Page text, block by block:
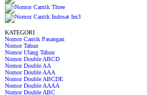
KATEGORI
Nomor Cantik Pasangan
Nomor Tahun
Nomor Ulang Tahun
Nomor Double ABCD
Nomor Double AA
Nomor Double AAA
Nomor Double ABCDE
Nomor Double AAAA
Nomor Double ABC